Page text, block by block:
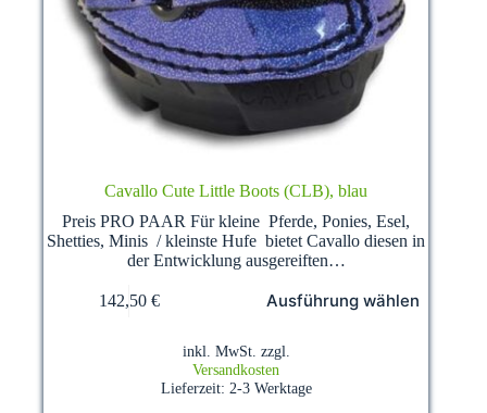
Cavallo Cute Little Boots (CLB), blau
Preis PRO PAAR Für kleine Pferde, Ponies, Esel,
Shetties, Minis / kleinste Hufe bietet Cavallo diesen in
der Entwicklung ausgereiften…
142,50 € Ausführung wählen
inkl. MwSt. zzgl.
Versandkosten
Lieferzeit: 2-3 Werktage